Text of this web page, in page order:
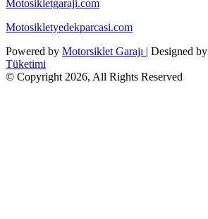
Motosikletgaraji.com
Motosikletyedekparcasi.com
Powered by Motorsiklet Garajı | Designed by
Tüketimi
© Copyright 2026, All Rights Reserved